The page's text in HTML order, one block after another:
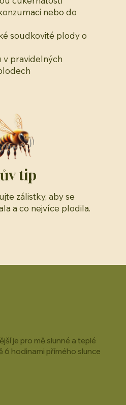
nebo do
soudkovité plody o
v pravidelných
tip
zálistky, aby se
a co nejvíce plodila.
je pro mě slunné a teplé
6 hodinami přímého slunce